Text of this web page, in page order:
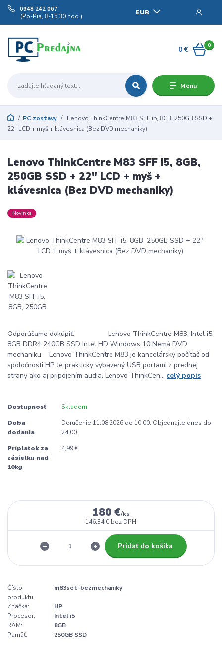
Menu
EUR
0948 242 067
(Po-Pia, 8-15:30 hod.)
0
0 €
PC zostavy
Lenovo ThinkCentre M83 SFF i5, 8GB, 250GB SSD +
22" LCD + myš + klávesnica (Bez DVD mechaniky)
Lenovo ThinkCentre M83 SFF i5, 8GB,
250GB SSD + 22" LCD + myš +
klávesnica (Bez DVD mechaniky)
Novinka
Odporúčame dokúpiť: Lenovo ThinkCentre M83: Intel i5
8GB DDR4 240GB SSD Intel HD Windows 10 Nemá DVD
mechaniku Lenovo ThinkCentre M83 je kancelárský počítač od
spoločnosti HP. Je prakticky vybavený USB portami z prednej
strany ako aj pripojením audia. Lenovo ThinkCen... celý popis
Dostupnosť Skladom
Doba
dodania
Doručenie 11.08.2026 do 10:00. Objednajte dnes do
24:00
Príplatok za
zásielku nad
10kg
4,99 €
180 €/ks
146,34 € bez DPH
Pridať do košíka
Číslo
produktu:
m83set-bezmechaniky
Značka:
HP
Procesor:
Intel i5
RAM:
8GB
Pamäť:
250GB SSD